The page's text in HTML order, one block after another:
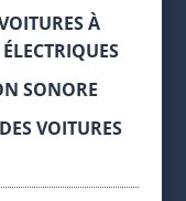
À
ÉLECTRIQUES
SONORE
VOITURES